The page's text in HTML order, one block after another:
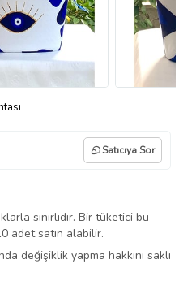
Satıcıya Sor
sınırlıdır. Bir tüketici bu
adet satın alabilir.
değişiklik yapma hakkını saklı